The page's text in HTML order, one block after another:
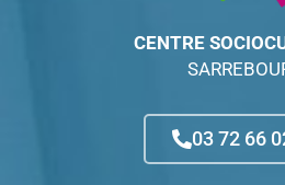
CENTRE
03 72 66